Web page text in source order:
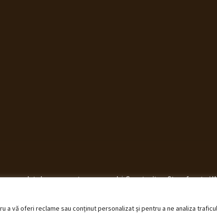
vă oferi reclame sau conținut personalizat și pentru a ne analiza
datelor cu caracter personal
Construit cu Storefront și